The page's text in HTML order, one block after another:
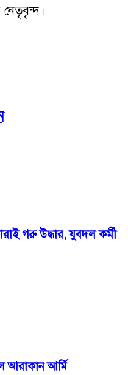
নেতৃবৃন্দ।
গরু উদ্ধার, যুবদল কর্মী
আরাকান আর্মি